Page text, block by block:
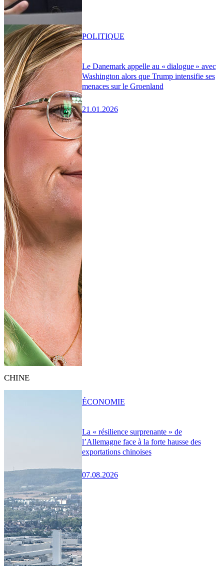
Le Danemark appelle au « dialogue » avec
Washington alors que Trump intensifie ses
menaces sur le Groenland
21.01.2026
POLITIQUE
CHINE
La « résilience surprenante » de
l’Allemagne face à la forte hausse des
exportations chinoises
07.08.2026
ÉCONOMIE